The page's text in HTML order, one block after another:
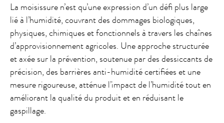
La moisissure n’est qu’une expression d’un défi plus large
lié à l’humidité, couvrant des dommages biologiques,
physiques, chimiques et fonctionnels à travers les chaînes
d’approvisionnement agricoles. Une approche structurée
et axée sur la prévention, soutenue par des dessiccants de
précision, des barrières anti-humidité certifiées et une
mesure rigoureuse, atténue l’impact de l’humidité tout en
améliorant la qualité du produit et en réduisant le
gaspillage.